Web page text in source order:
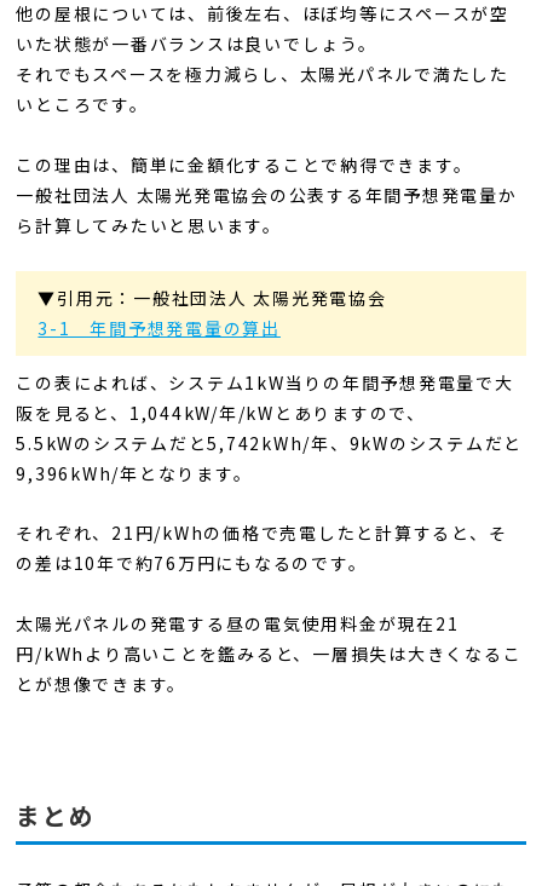
他の屋根については、前後左右、ほぼ均等にスペースが空
いた状態が一番バランスは良いでしょう。
それでもスペースを極力減らし、太陽光パネルで満たした
いところです。
この理由は、簡単に金額化することで納得できます。
一般社団法人 太陽光発電協会の公表する年間予想発電量か
ら計算してみたいと思います。
▼引用元：一般社団法人 太陽光発電協会
3-1 年間予想発電量の算出
この表によれば、システム1kW当りの年間予想発電量で大
阪を見ると、1,044kW/年/kWとありますので、
5.5kWのシステムだと5,742kWh/年、9kWのシステムだと
9,396kWh/年となります。
それぞれ、21円/kWhの価格で売電したと計算すると、そ
の差は10年で約76万円にもなるのです。
太陽光パネルの発電する昼の電気使用料金が現在21
円/kWhより高いことを鑑みると、一層損失は大きくなるこ
とが想像できます。
まとめ